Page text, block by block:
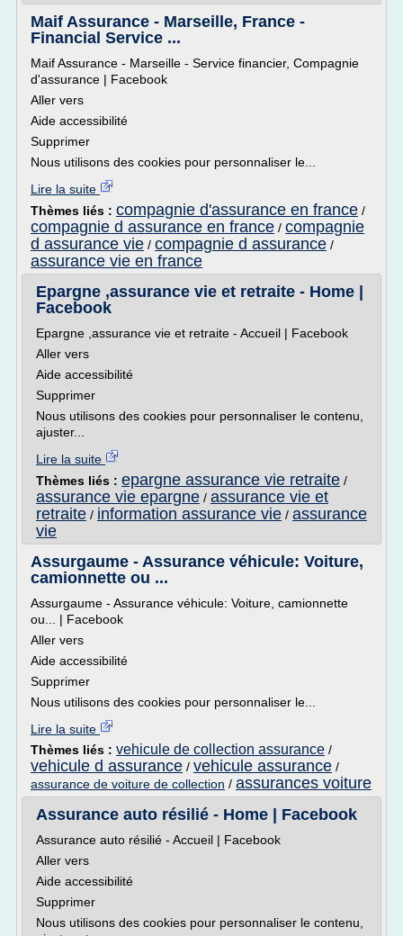
Maif Assurance - Marseille, France -
Financial Service ...
Maif Assurance - Marseille - Service financier, Compagnie
d'assurance | Facebook
Aller vers
Aide accessibilité
Supprimer
Nous utilisons des cookies pour personnaliser le...
Lire la suite
Thèmes liés : compagnie d'assurance en france /
compagnie d assurance en france / compagnie
d assurance vie / compagnie d assurance /
assurance vie en france
Epargne ,assurance vie et retraite - Home |
Facebook
Epargne ,assurance vie et retraite - Accueil | Facebook
Aller vers
Aide accessibilité
Supprimer
Nous utilisons des cookies pour personnaliser le contenu,
ajuster...
Lire la suite
Thèmes liés : epargne assurance vie retraite /
assurance vie epargne / assurance vie et
retraite / information assurance vie / assurance
vie
Assurgaume - Assurance véhicule: Voiture,
camionnette ou ...
Assurgaume - Assurance véhicule: Voiture, camionnette
ou... | Facebook
Aller vers
Aide accessibilité
Supprimer
Nous utilisons des cookies pour personnaliser le...
Lire la suite
Thèmes liés : vehicule de collection assurance /
vehicule d assurance / vehicule assurance /
assurance de voiture de collection / assurances voiture
Assurance auto résilié - Home | Facebook
Assurance auto résilié - Accueil | Facebook
Aller vers
Aide accessibilité
Supprimer
Nous utilisons des cookies pour personnaliser le contenu,